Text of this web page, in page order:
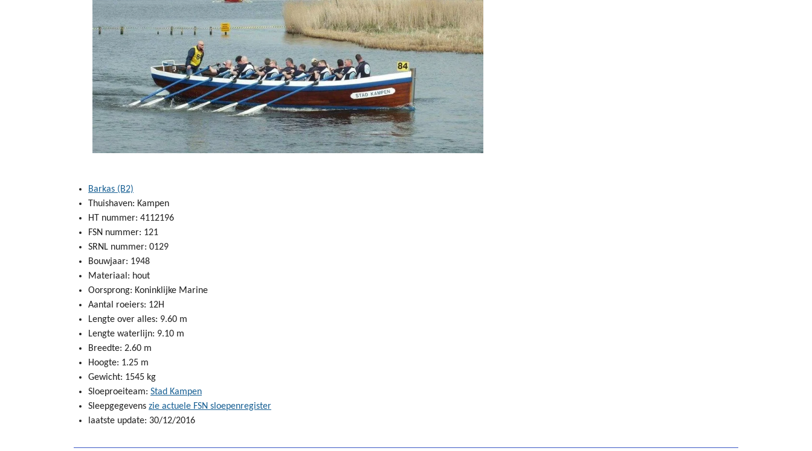
Barkas (B2)
Thuishaven: Kampen
HT nummer: 4112196
FSN nummer: 121
SRNL nummer: 0129
Bouwjaar: 1948
Materiaal: hout
Oorsprong: Koninklijke Marine
Aantal roeiers: 12H
Lengte over alles: 9.60 m
Lengte waterlijn: 9.10 m
Breedte: 2.60 m
Hoogte: 1.25 m
Gewicht: 1545 kg
Sloeproeiteam: Stad Kampen
Sleepgegevens zie actuele FSN sloepenregister
laatste update: 30/12/2016